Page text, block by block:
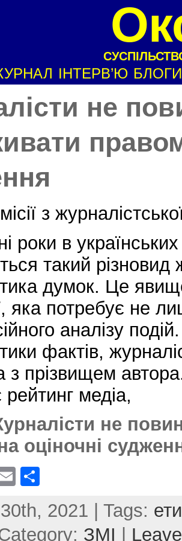
ІНТЕРВ’Ю БЛОГИ
не
з
роки в
такий різновид
думок. Це
яка потребує не
аналізу
фактів,
з прізвищем
медіа,
не
оціночні
Pi
E
ai
l
ar
e
2021 | Tags:
ЗМІ